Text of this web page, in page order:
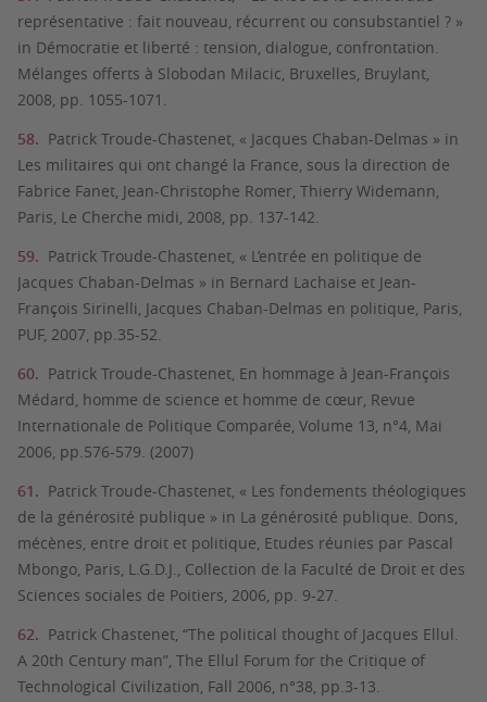
représentative : fait nouveau, récurrent ou consubstantiel ? »
in Démocratie et liberté : tension, dialogue, confrontation.
Mélanges offerts à Slobodan Milacic, Bruxelles, Bruylant,
2008, pp. 1055-1071.
Patrick Troude-Chastenet, « Jacques Chaban-Delmas » in
Les militaires qui ont changé la France, sous la direction de
Fabrice Fanet, Jean-Christophe Romer, Thierry Widemann,
Paris, Le Cherche midi, 2008, pp. 137-142.
Patrick Troude-Chastenet, « L’entrée en politique de
Jacques Chaban-Delmas » in Bernard Lachaise et Jean-
François Sirinelli, Jacques Chaban-Delmas en politique, Paris,
PUF, 2007, pp.35-52.
Patrick Troude-Chastenet, En hommage à Jean-François
Médard, homme de science et homme de cœur, Revue
Internationale de Politique Comparée, Volume 13, n°4, Mai
2006, pp.576-579. (2007)
Patrick Troude-Chastenet, « Les fondements théologiques
de la générosité publique » in La générosité publique. Dons,
mécènes, entre droit et politique, Etudes réunies par Pascal
Mbongo, Paris, L.G.D.J., Collection de la Faculté de Droit et des
Sciences sociales de Poitiers, 2006, pp. 9-27.
Patrick Chastenet, “The political thought of Jacques Ellul.
A 20th Century man”, The Ellul Forum for the Critique of
Technological Civilization, Fall 2006, n°38, pp.3-13.